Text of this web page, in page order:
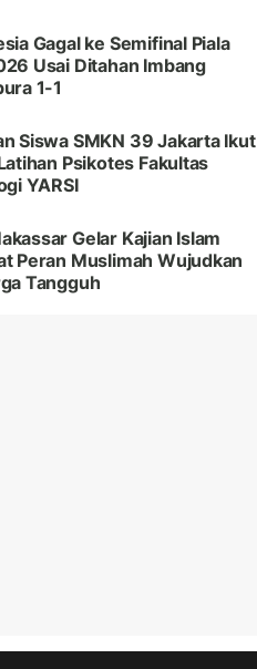
Gagal ke Semifinal Piala
Usai Ditahan Imbang
1-1
Siswa SMKN 39 Jakarta Ikut
Psikotes Fakultas
YARSI
Gelar Kajian Islam
Peran Muslimah Wujudkan
Tangguh